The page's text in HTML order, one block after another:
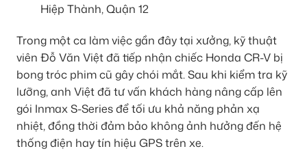
Hiệp Thành, Quận 12
Trong một ca làm việc gần đây tại xưởng, kỹ thuật
viên Đỗ Văn Việt đã tiếp nhận chiếc Honda CR-V bị
bong tróc phim cũ gây chói mắt. Sau khi kiểm tra kỹ
lưỡng, anh Việt đã tư vấn khách hàng nâng cấp lên
gói Inmax S-Series để tối ưu khả năng phản xạ
nhiệt, đồng thời đảm bảo không ảnh hưởng đến hệ
thống điện hay tín hiệu GPS trên xe.